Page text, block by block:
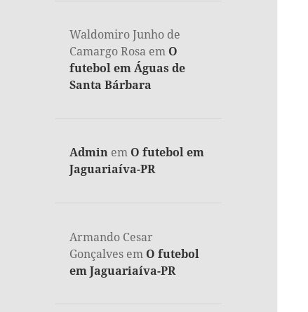
Waldomiro Junho de
Camargo Rosa em O
futebol em Águas de
Santa Bárbara
Admin em O futebol em
Jaguariaíva-PR
Armando Cesar
Gonçalves em O futebol
em Jaguariaíva-PR